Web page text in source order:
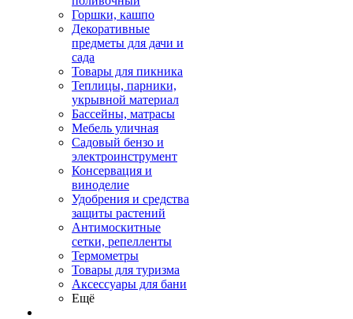
Горшки, кашпо
Декоративные
предметы для дачи и
сада
Товары для пикника
Теплицы, парники,
укрывной материал
Бассейны, матрасы
Мебель уличная
Садовый бензо и
электроинструмент
Консервация и
виноделие
Удобрения и средства
защиты растений
Антимоскитные
сетки, репелленты
Термометры
Товары для туризма
Аксессуары для бани
Ещё